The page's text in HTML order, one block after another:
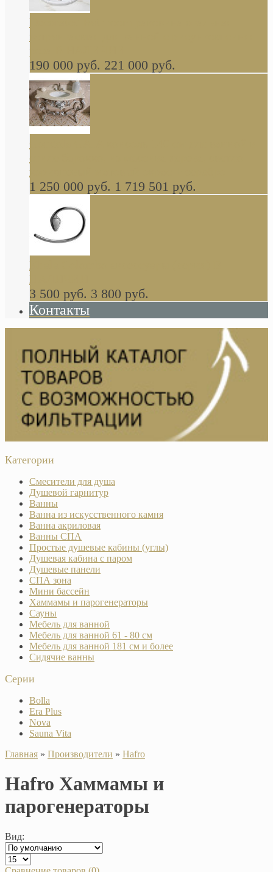
Decorated Bathroom раковина овальная
встраиваемая для ванной с рисунком синяя
роза В НАЛИЧИИ
190 000 руб. 221 000 руб.
стиле барокко, из массива дерева, светло
коричневый матовый окрас + серебро
1 250 000 руб. 1 719 501 руб.
Khala Colombo аксессуары (серия) В
НАЛИЧИИ
3 500 руб. 3 800 руб.
Контакты
Категории
Смесители для душа
Душевой гарнитур
Ванны
Ванна из искусственного камня
Ванна акриловая
Ванны СПА
Простые душевые кабины (углы)
Душевая кабина с паром
Душевые панели
СПА зона
Мини бассейн
Хаммамы и парогенераторы
Сауны
Мебель для ванной
Мебель для ванной 61 - 80 см
Мебель для ванной 181 см и более
Сидячие ванны
Серии
Bolla
Era Plus
Nova
Sauna Vita
Главная » Производители » Hafro
Hafro Хаммамы и
парогенераторы
Вид: